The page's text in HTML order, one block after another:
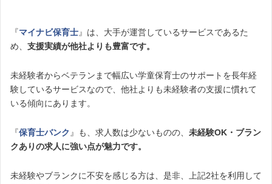
『マイナビ保育士』は、大手が運営しているサービスであるた
め、 支援実績が他社よりも豊富です。
未経験者からベテランまで幅広い学童保育士のサポートを長年経
験しているサービスなので、他社よりも未経験者の支援に慣れて
いる傾向にあります。
『保育士バンク 』も、求人数は少ないものの、 未経験OK・ブラン
クありの求人に強い点が魅力です。
未経験やブランクに不安を感じる方は、是非、上記2社を利用して